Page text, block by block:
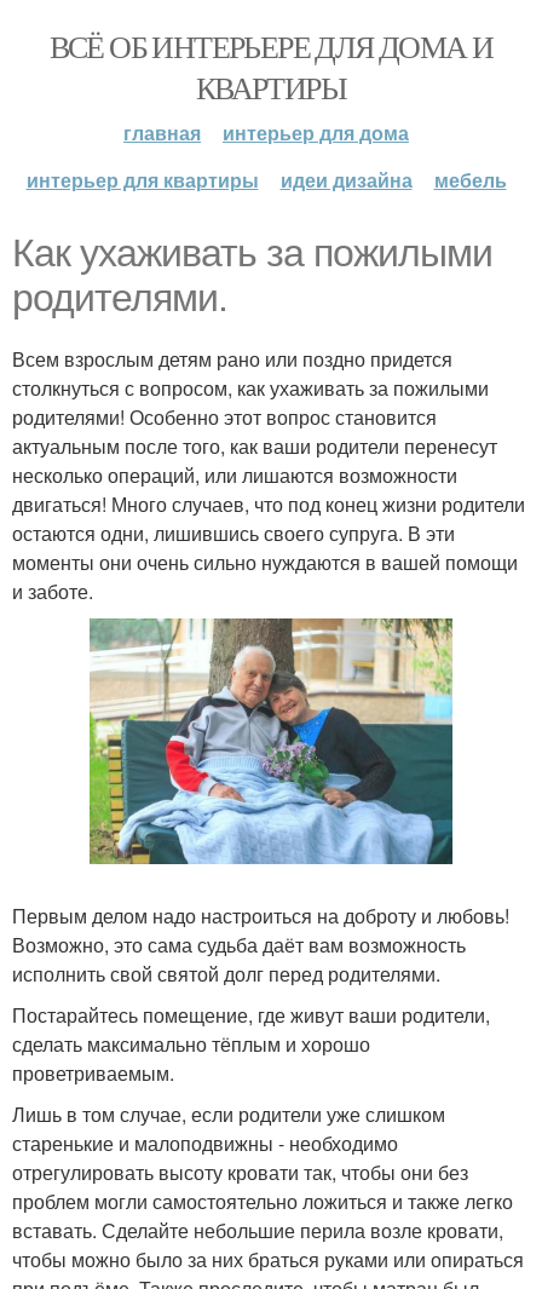
ВСЁ ОБ ИНТЕРЬЕРЕ ДЛЯ ДОМА И
КВАРТИРЫ
главная
интерьер для дома
интерьер для квартиры
идеи дизайна мебель
Как ухаживать за пожилыми
родителями.
Всем взрослым детям рано или поздно придется
столкнуться с вопросом, как ухаживать за пожилыми
родителями! Особенно этот вопрос становится
актуальным после того, как ваши родители перенесут
несколько операций, или лишаются возможности
двигаться! Много случаев, что под конец жизни родители
остаются одни, лишившись своего супруга. В эти
моменты они очень сильно нуждаются в вашей помощи
и заботе.
Первым делом надо настроиться на доброту и любовь!
Возможно, это сама судьба даёт вам возможность
исполнить свой святой долг перед родителями.
Постарайтесь помещение, где живут ваши родители,
сделать максимально тёплым и хорошо
проветриваемым.
Лишь в том случае, если родители уже слишком
старенькие и малоподвижны - необходимо
отрегулировать высоту кровати так, чтобы они без
проблем могли самостоятельно ложиться и также легко
вставать. Сделайте небольшие перила возле кровати,
чтобы можно было за них браться руками или опираться